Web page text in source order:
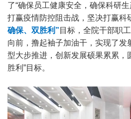
了“确保员工健康安全，确保科研
打赢疫情防控阻击战，坚决打赢科
确保、双胜利” 目标，全院干部职
向前，撸起袖子加油干，实现了发
型大步推进，创新发展硕果累累，
胜利”目标。